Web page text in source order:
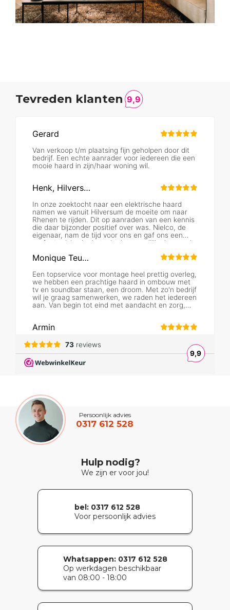
Tevreden klanten
Persoonlijk advies
0317 612 528
Hulp nodig?
We zijn er voor jou!
bel: 0317 612 528
Voor persoonlijk advies
Whatsappen:0317 612 528
Op werkdagen beschikbaar
van 08:00 - 18:00